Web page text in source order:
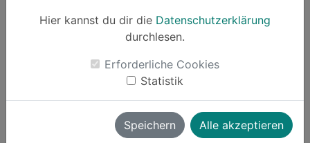
Hier kannst du dir die Datenschutzerklärung
durchlesen.
Erforderliche Cookies
Statistik
Speichern Alle akzeptieren
Cashback